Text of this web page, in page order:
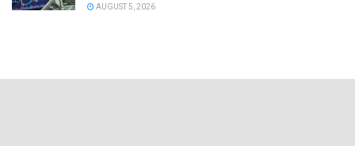
AUGUST 5, 2026